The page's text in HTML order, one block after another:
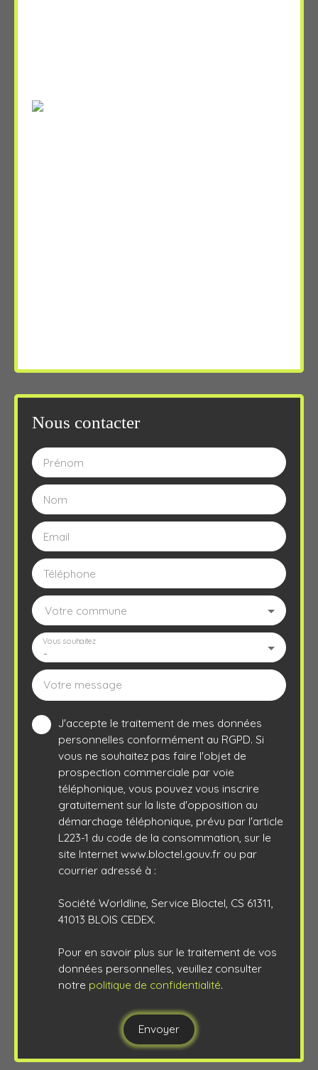
Nous contacter
Prénom
Nom
Email
Téléphone
Votre commune
-
Vous souhaitez
Votre message
J'accepte le traitement de mes données
personnelles conformément au RGPD. Si
vous ne souhaitez pas faire l'objet de
prospection commerciale par voie
téléphonique, vous pouvez vous inscrire
gratuitement sur la liste d'opposition au
démarchage téléphonique, prévu par l'article
L223-1 du code de la consommation, sur le
site Internet www.bloctel.gouv.fr ou par
courrier adressé à :
Société Worldline, Service Bloctel, CS 61311,
41013 BLOIS CEDEX.
Pour en savoir plus sur le traitement de vos
données personnelles, veuillez consulter
notre politique de confidentialité.
Envoyer